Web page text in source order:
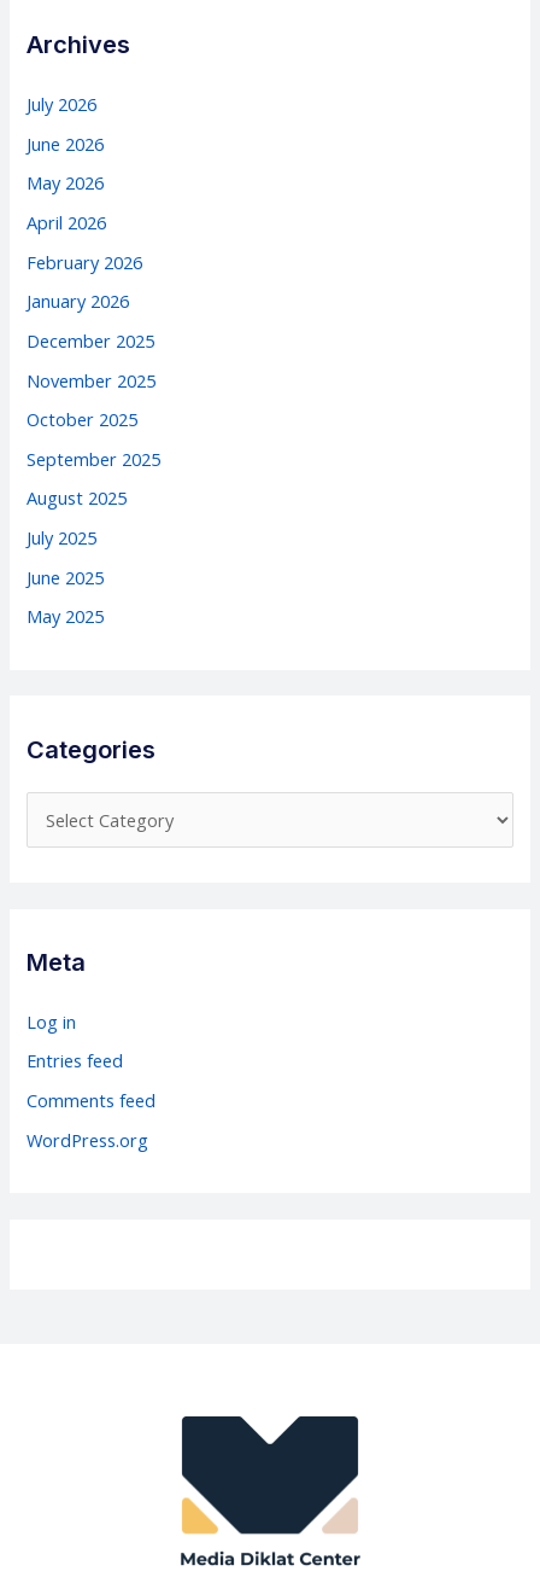
Archives
July 2026
June 2026
May 2026
April 2026
February 2026
January 2026
December 2025
November 2025
October 2025
September 2025
August 2025
July 2025
June 2025
May 2025
Categories
a
r
i
Meta
Log in
Entries feed
Comments feed
WordPress.org